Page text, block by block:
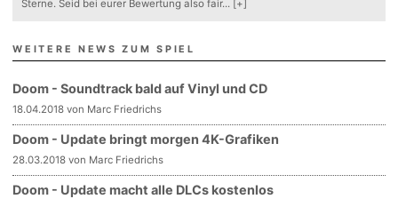
Sterne. Seid bei eurer Bewertung also fair... [+]
WEITERE NEWS ZUM SPIEL
Doom - Soundtrack bald auf Vinyl und CD
18.04.2018 von Marc Friedrichs
Doom - Update bringt morgen 4K-Grafiken
28.03.2018 von Marc Friedrichs
Doom - Update macht alle DLCs kostenlos